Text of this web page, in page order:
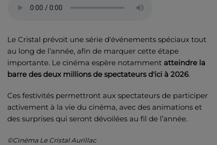
Le Cristal prévoit une série d'événements spéciaux tout
au long de l’année, afin de marquer cette étape
importante. Le cinéma espère notamment atteindre la
barre des deux millions de spectateurs d'ici à 2026.
Ces festivités permettront aux spectateurs de participer
activement à la vie du cinéma, avec des animations et
des surprises qui seront dévoilées au fil de l’année.
©Cinéma Le Cristal Aurillac